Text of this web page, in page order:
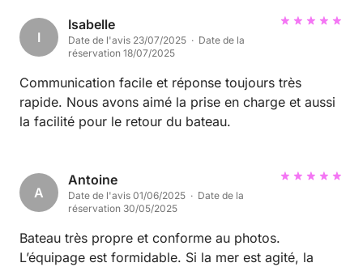
I
Isabelle
Date de l'avis 23/07/2025 · Date de la
réservation 18/07/2025
Communication facile et réponse toujours très
rapide. Nous avons aimé la prise en charge et aussi
la facilité pour le retour du bateau.
A
Antoine
Date de l'avis 01/06/2025 · Date de la
réservation 30/05/2025
Bateau très propre et conforme au photos.
L’équipage est formidable. Si la mer est agité, la